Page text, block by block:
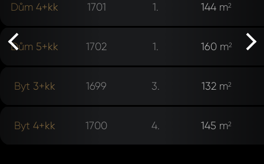
Dům 4+kk 1701 1. 144 m2
Dům 5+kk 1702 1. 160 m2
Byt 3+kk 1699 3. 132 m2
Byt 4+kk 1700 4. 145 m2